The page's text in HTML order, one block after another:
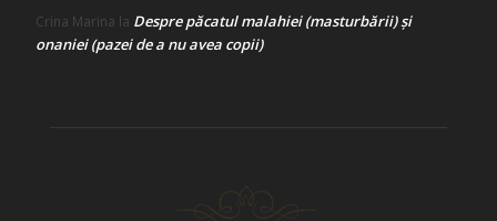
Crina Marina la Despre păcatul malahiei (masturbării) şi
onaniei (pazei de a nu avea copii)